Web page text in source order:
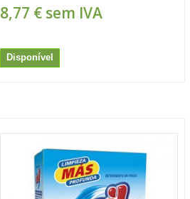
8,77 € sem IVA
Disponível